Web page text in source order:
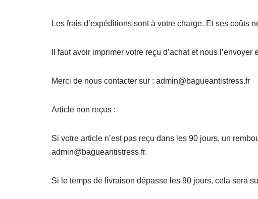
Les frais d’expéditions sont à votre charge. Et ses coûts
Il faut avoir imprimer votre reçu d’achat et nous l’envoyer
Merci de nous contacter sur : admin@bagueantistress.fr
Article non reçus :
Si votre article n’est pas reçu dans les 90 jours, un
admin@bagueantistress.fr.
Si le temps de livraison dépasse les 90 jours, cela sera